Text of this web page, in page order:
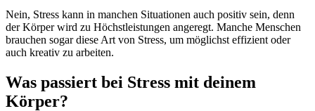
Nein, Stress kann in manchen Situationen auch positiv sein, denn
der Körper wird zu Höchstleistungen angeregt. Manche Menschen
brauchen sogar diese Art von Stress, um möglichst effizient oder
auch kreativ zu arbeiten.
Was passiert bei Stress mit deinem
Körper?